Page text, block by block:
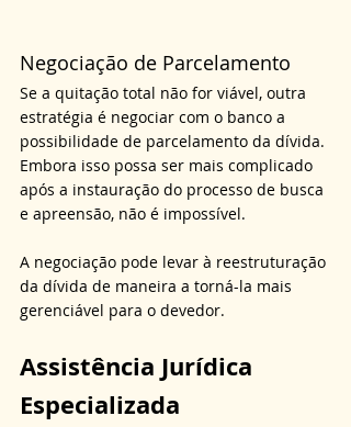
Negociação de Parcelamento
Se a quitação total não for viável, outra
estratégia é negociar com o banco a
possibilidade de parcelamento da dívida.
Embora isso possa ser mais complicado
após a instauração do processo de busca
e apreensão, não é impossível.
A negociação pode levar à reestruturação
da dívida de maneira a torná-la mais
gerenciável para o devedor.
Assistência Jurídica
Especializada